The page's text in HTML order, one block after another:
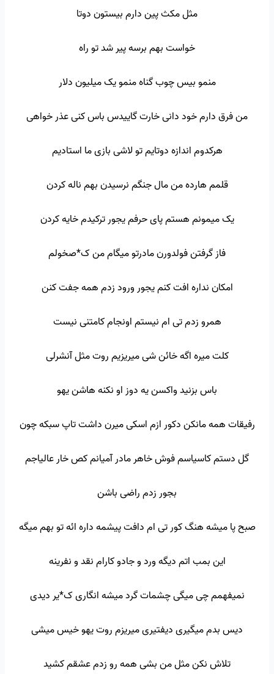
مثل مکث پین دارم بیستون دوتا
خواست بهم برسه پیر شد تو راه
منمو بیس چوب گناه منمو یک میلیون دلار
من فرق دارم خود دانی خارت گاییدس باس کنی عذر خواهی
هرکدوم اندازه دوتایم تو لاشی بازی ما استادیم
قلمم هارده من مال جنگم نرسیدن بهم ناله کردن
یک میمونم هستم پای حرفم یجور ترکیدم خایه کردن
فاز گرفتن فولدورن مادرتو میگام من ک*صخولم
امکان نداره افت کنم یجور ورود زدم همه جفت کنن
همرو زدم تی ام نیستم اونجام کامتنی نیست
کلت میره اگه خائن شی میریزیم روت مثل آنشرلی
باس بزنید واکسن یه دوز او نکنه هاشن یهو
رفیقات همه مانکن دکور ازم اسکی میرن داشت تاپ سبکه چون
گل دستم کاسیاسم فوش خاهر مادر آمیانم کص خار عالیاجم
بجور زدم راضی باشن
صبح پا میشه هنگ کور تی ام دافت پیشمه داره ائه تو بهم میگه
این بمب اتم دیگه ورد و جادو کارام نقد و نفرینه
نمیفهمم چی میگی چشمات گرد میشه انگاری ک*یر دیدی
دیس بدم میگیری دیفتیری میریزم روت یهو خیس میشی
تلاش نکن مثل من بشی همه رو زدم عشقم کشید